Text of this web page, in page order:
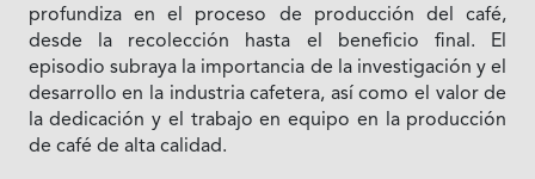
profundiza en el proceso de producción del café,
desde la recolección hasta el beneficio final. El
episodio subraya la importancia de la investigación y el
desarrollo en la industria cafetera, así como el valor de
la dedicación y el trabajo en equipo en la producción
de café de alta calidad.